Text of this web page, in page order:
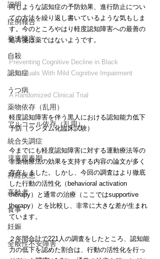
説明
症例報告
発達障害
自殺
認知症
うつ病
薬物依存（乱用）
アルコール依存（乱用）
統合失調症
児童思春期
神経疾患
高齢者
食事
妊娠
全般性不安障害
同じような認知症の予防効果、進行防止につい
ての方法を繰り返し書いているような気もしま
す。今のところやはり軽度認知障害への最善の
処方箋は薬ではないようです。
Preventing Cognitive Decline in Black
Individuals With Mild Cognitive Impairment
A Randomized Clinical Trial
軽度認知障害を伴う黒人における認知能力低下
予防（ランダム化臨床試験）
今までにも軽度認知障害に対する運動療法等の
非薬物療法の効果を支持する内容の論文が多く
存在しました。しかし、今回の調査はより徹底
した行動の活性化（behavioral activation
therapy）と通常の治療（ここではsupportive
therapy）とを比較し、非常に大きな差が生まれ
ています。
２年間合計で221人の調査をしたところ、認知能
力の低下を認めた割合は、行動の活性化を行っ